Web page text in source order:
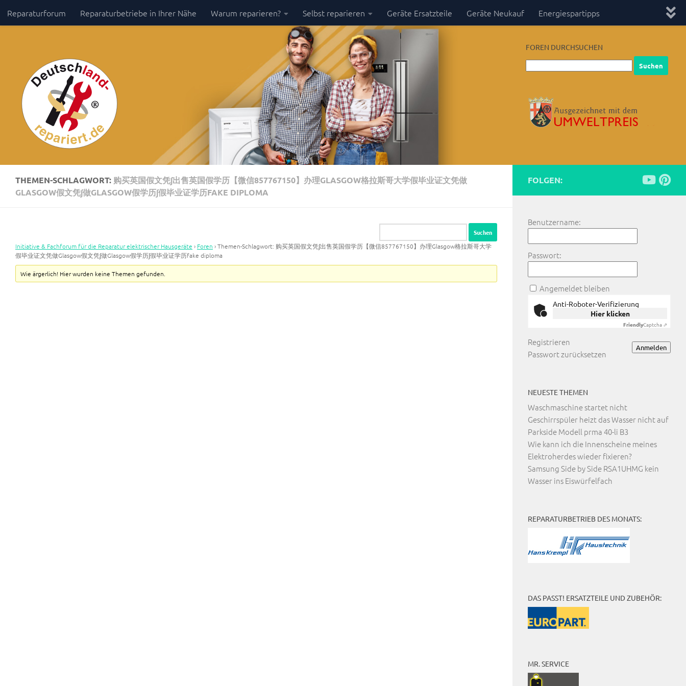
Zum Inhalt springen
Reparaturforum Reparaturbetriebe in Ihrer Nähe Warum reparieren? Selbst reparieren Geräte Ersatzteile Geräte Neukauf Energiespartipps
FOREN DURCHSUCHEN
THEMEN-SCHLAGWORT: 购买英国假文凭∫出售英国假学历【微信857767150】办理GLASGOW格拉斯哥大学假毕业证文凭做
GLASGOW假文凭∫做GLASGOW假学历∫假毕业证学历FAKE DIPLOMA
Initiative & Fachforum für die Reparatur elektrischer Hausgeräte › Foren ›Themen-Schlagwort: 购买英国假文凭∫出售英国假学历【微信857767150】办理Glasgow格拉斯哥大学
假毕业证文凭做Glasgow假文凭∫做Glasgow假学历∫假毕业证学历fake diploma
Wie ärgerlich! Hier wurden keine Themen gefunden.
FOLGEN:
Benutzername:
Passwort:
Angemeldet bleiben
Anti-Roboter-Verifizierung
Hier klicken
FriendlyCaptcha ⇗
Anmelden
Registrieren
Passwort zurücksetzen
NEUESTE THEMEN
Waschmaschine startet nicht
Geschirrspüler heizt das Wasser nicht auf
Parkside Modell prma 40-li B3
Wie kann ich die Innenscheine meines
Elektroherdes wieder fixieren?
Samsung Side by Side RSA1UHMG kein
Wasser ins Eiswürfelfach
REPARATURBETRIEB DES MONATS:
DAS PASST! ERSATZTEILE UND ZUBEHÖR:
MR. SERVICE